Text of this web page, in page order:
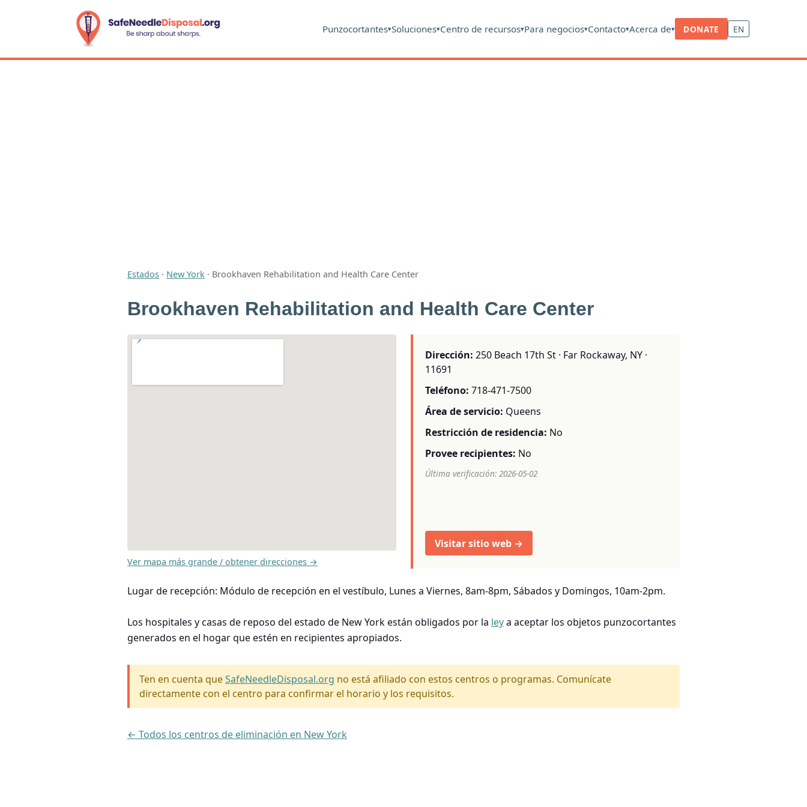
Punzocortantes▾Soluciones▾Centro de recursos▾Para negocios▾Contacto▾Acerca de▾ DONATE EN
Estados · New York · Brookhaven Rehabilitation and Health Care Center
Brookhaven Rehabilitation and Health Care Center
Ver mapa más grande / obtener direcciones →
Dirección: 250 Beach 17th St · Far Rockaway, NY ·
11691
Teléfono: 718-471-7500
Área de servicio: Queens
Restricción de residencia: No
Provee recipientes: No
Última verificación: 2026-05-02
Visitar sitio web →
Lugar de recepción: Módulo de recepción en el vestíbulo, Lunes a Viernes, 8am-8pm, Sábados y Domingos, 10am-2pm.
Los hospitales y casas de reposo del estado de New York están obligados por la leya aceptar los objetos punzocortantes
generados en el hogar que estén en recipientes apropiados.
Ten en cuenta queSafeNeedleDisposal.org no está afiliado con estos centros o programas. Comunícate
directamente con el centro para confirmar el horario y los requisitos.
← Todos los centros de eliminación en New York